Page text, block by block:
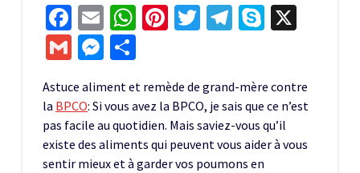
Facebook
EmailWhatsApp
Pinterest
Twitter
Telegram
Skype
GmailMessenger
Astuce aliment et remède de grand-mère contre
la BPCO: Si vous avez la BPCO, je sais que ce n’est
pas facile au quotidien. Mais saviez-vous qu’il
existe des aliments qui peuvent vous aider à vous
sentir mieux et à garder vos poumons en